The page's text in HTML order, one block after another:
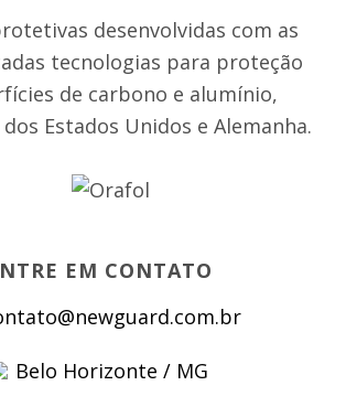
desenvolvidas com as
tecnologias para proteção
de carbono e alumínio,
Estados Unidos e Alemanha.
EM CONTATO
Belo Horizonte / MG